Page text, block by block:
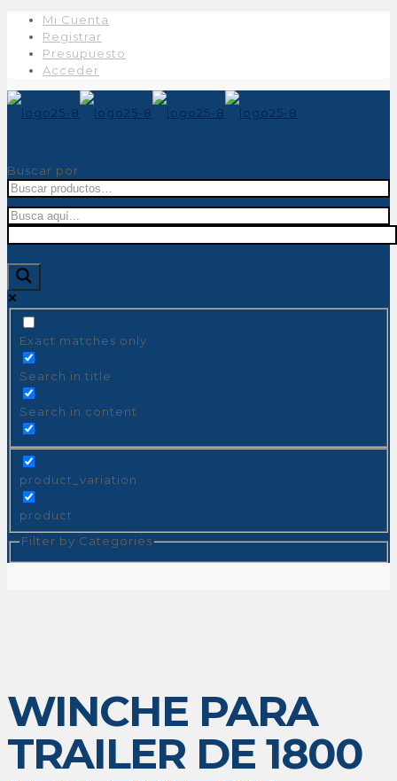
Mi Cuenta
Registrar
Presupuesto
Acceder
Buscar por:
Exact matches only
Search in title
Search in content
product_variation
product
Filter by Categories
WINCHE PARA
TRAILER DE 1800